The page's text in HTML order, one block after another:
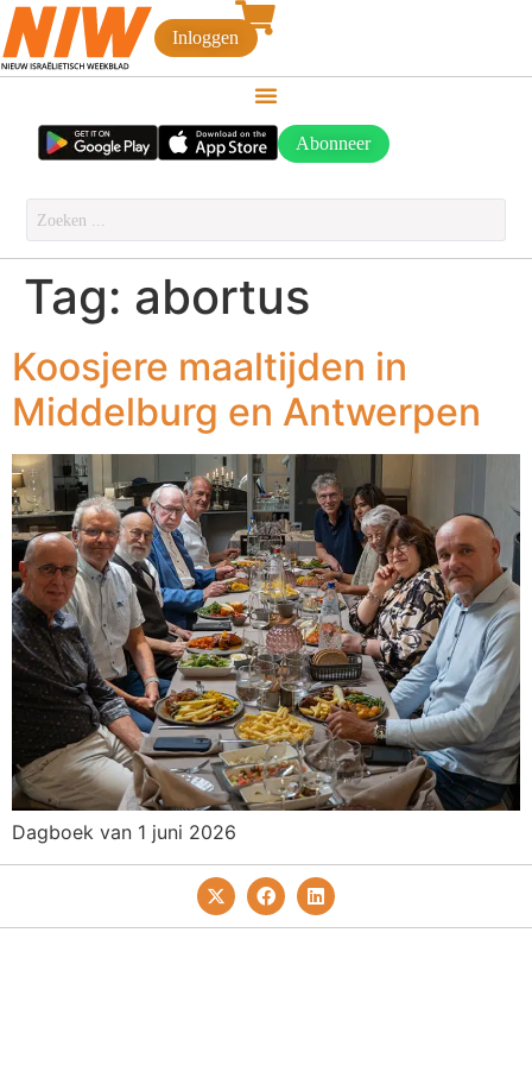
Inloggen
Abonneer
Tag: abortus
Koosjere maaltijden in
Middelburg en Antwerpen
Dagboek van 1 juni 2026